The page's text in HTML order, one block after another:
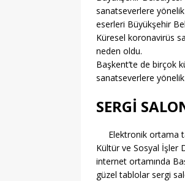
sanatseverlere
eserleri Büyükşehir
Küresel koronavirüs
neden oldu.
Başkent’te de birçok
sanatseverlere
SERGİ
Elektronik ortama
Kültür ve Sosyal İşler
internet ortamında
güzel tablolar sergi